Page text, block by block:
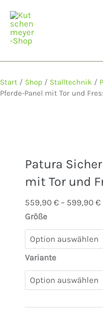
Inhalt
springen
Start / Shop / Stalltechnik /
Pferde-Panel mit Tor und
Patura
mit Tor und
559,90 € – 599,90 €
Größe
Variante
Patura
Sicherheits-
Pferde-
Panel
Tor
und
Menge